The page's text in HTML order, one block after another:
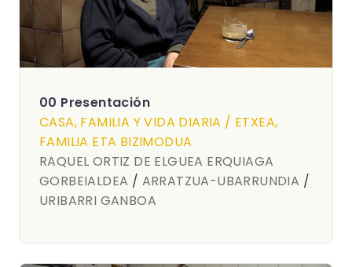
00 Presentación
CASA, FAMILIA Y VIDA DIARIA / ETXEA,
FAMILIA ETA BIZIMODUA
RAQUEL ORTIZ DE ELGUEA ERQUIAGA
GORBEIALDEA / ARRATZUA-UBARRUNDIA /
URIBARRI GANBOA